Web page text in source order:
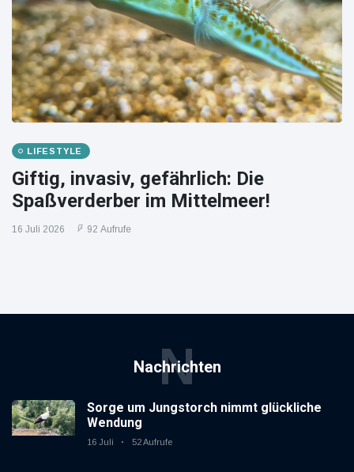
LIFESTYLE
Giftig, invasiv, gefährlich: Die
Spaßverderber im Mittelmeer!
16 Juli 2026 92 Aufrufe
Nachrichten
N
Sorge um Jungstorch nimmt glückliche
Wendung
16 Juli 52 Aufrufe